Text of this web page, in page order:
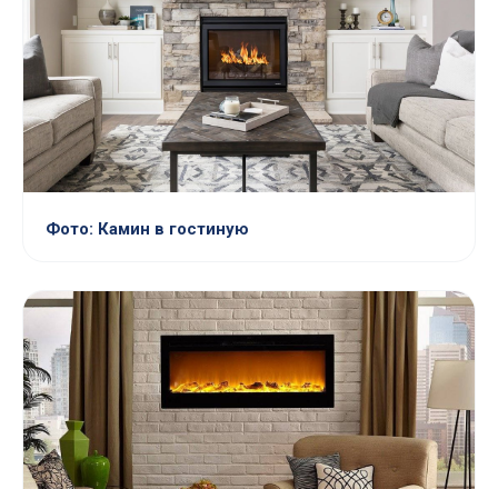
Фото: Камин в гостиную